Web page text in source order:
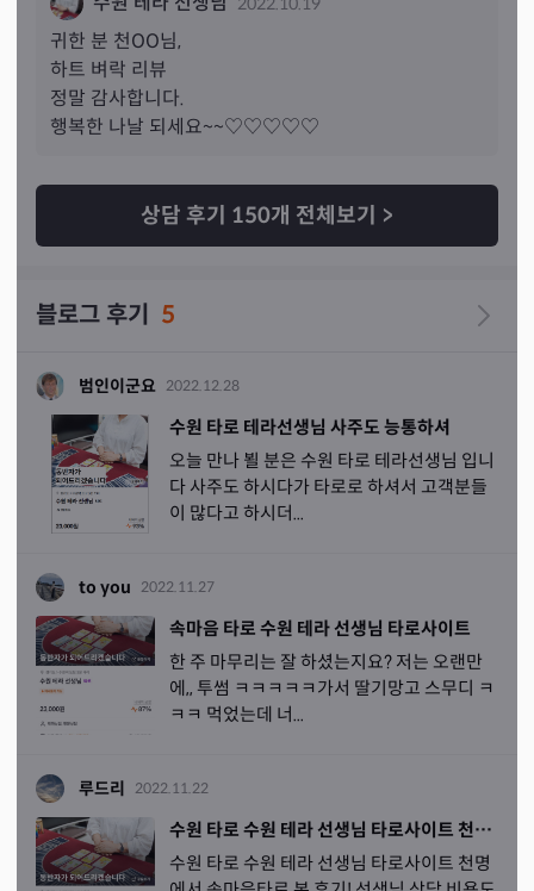
쌤 속전속결 신속정확 테라쌤 💜💜💜💜💜💜 🧡🧡🧡🧡🧡
🧡테라쌤 속전속결 신속정확 테라쌤 💙💙💙💙💙💙 💚💚
💚💚💚💚테라쌤 속전속결 신속정확 테라쌤 💜💜💜💜💜
💜 ❤❤❤❤❤❤테라쌤 속전속결 신속정확 테라쌤 💛💛
💛💛💛💛
귀한 분 천OO님,
하트 벼락 리뷰
정말 감사합니다.
행복한 나날 되세요~~♡♡♡♡♡
상담 후기 150개 전체보기 >
블로그 후기 5
범인이군요 2022.12.28
수원 타로 테라선생님 사주도 능통하셔
오늘 만나 뵐 분은 수원 타로 테라선생님 입니
다 사주도 하시다가 타로로 하셔서 고객분들
이 많다고 하시더...
to you 2022.11.27
속마음 타로 수원 테라 선생님 타로사이트
한 주 마무리는 잘 하셨는지요? 저는 오랜만
에,, 투썸 ㅋㅋㅋㅋㅋ가서 딸기망고 스무디 ㅋ
ㅋㅋ 먹었는데 너...
루드리 2022.11.22
수원 타로 수원 테라 선생님 타로사이트 천명 속마음타로 너무 잘 아는 거 아녜요?
수원 타로 수원 테라 선생님 타로사이트 천명